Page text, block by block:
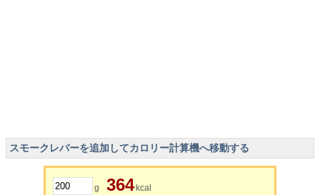
スモークレバーを追加してカロリー計算機へ移動する
g 364 kcal